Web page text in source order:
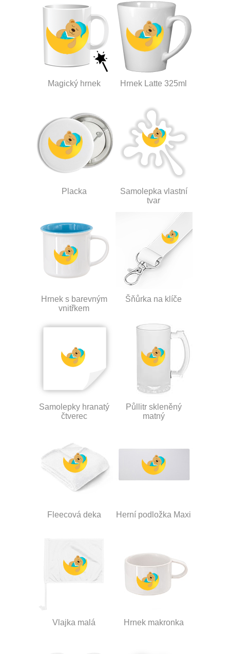
Magický hrnek Hrnek Latte 325ml
Placka
Samolepka vlastní
tvar
Hrnek s barevným
vnitřkem
Šňůrka na klíče
Samolepky hranatý
čtverec
Půllitr skleněný
matný
Fleecová deka Herní podložka Maxi
Vlajka malá Hrnek makronka